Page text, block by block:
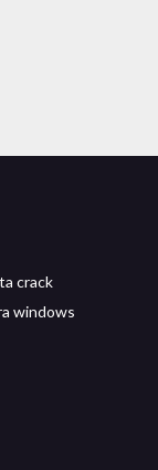
crack
windows